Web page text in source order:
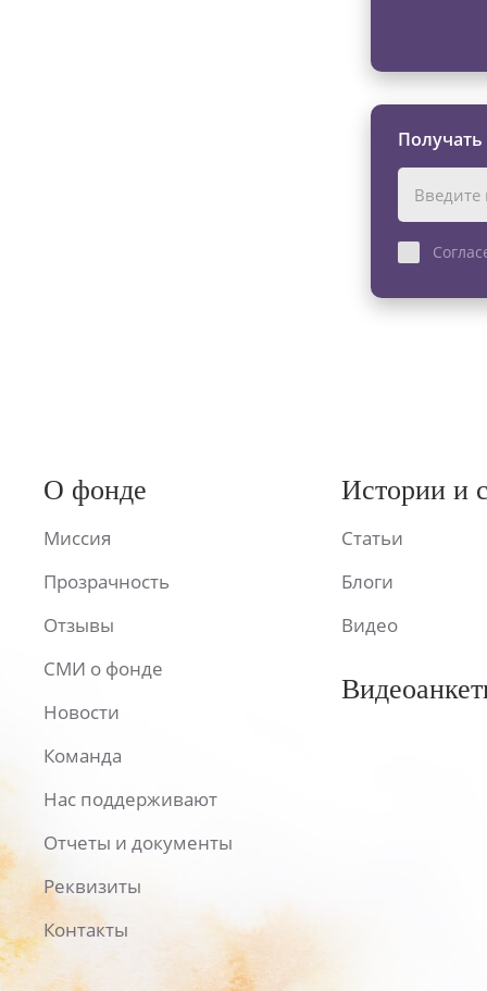
О фонде
Миссия
Прозрачность
Отзывы
СМИ о фонде
Новости
Команда
Нас поддерживают
Отчеты и документы
Реквизиты
Контакты
Истории и
Статьи
Блоги
Видео